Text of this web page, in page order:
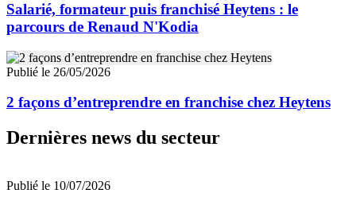
Salarié, formateur puis franchisé Heytens : le
parcours de Renaud N'Kodia
Publié le 26/05/2026
2 façons d’entreprendre en franchise chez Heytens
Dernières news du secteur
Publié le 10/07/2026